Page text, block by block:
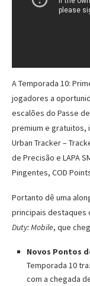
A Temporada 10:
jogadores a
escalões do Passe
premium e gratuitos,
Urban Tracker –
de Precisão e LAPA
Pingentes, COD
Portanto dê uma
principais destaques
Duty: Mobile, que
Novos Pontos
Temporada 10
com a chegada